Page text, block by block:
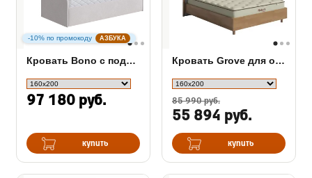
-10% по промокоду АЗБУКА
Кровать Bono с подъемным механизмом
97 180 руб.
купить
Кровать Grove для основания ПМ
85 990 руб.
55 894 руб.
купить